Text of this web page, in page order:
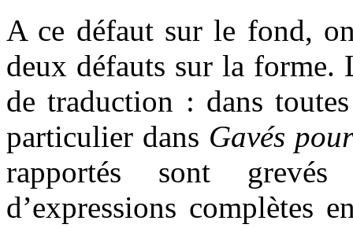
A ce défaut sur le fond,
deux défauts sur la forme.
de traduction : dans
particulier dans Gavés
rapportés sont grevés
d’expressions complètes